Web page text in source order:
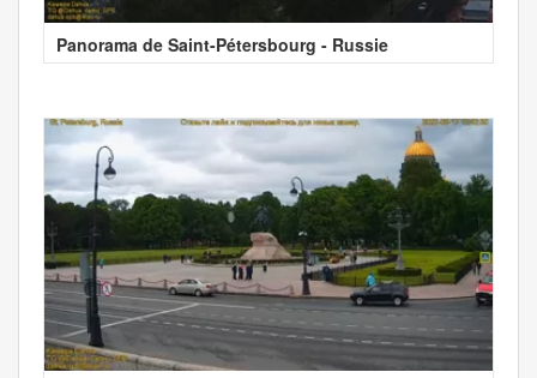
Panorama de Saint-Pétersbourg - Russie